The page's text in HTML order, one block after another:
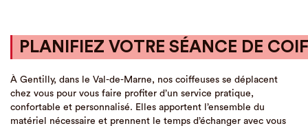
PLANIFIEZ VOTRE SÉANCE DE
À Gentilly, dans le Val-de-Marne, nos coiffeuses se déplacent
chez vous pour vous faire profiter d’un service pratique,
confortable et personnalisé. Elles apportent l’ensemble du
matériel nécessaire et prennent le temps d’échanger avec vous